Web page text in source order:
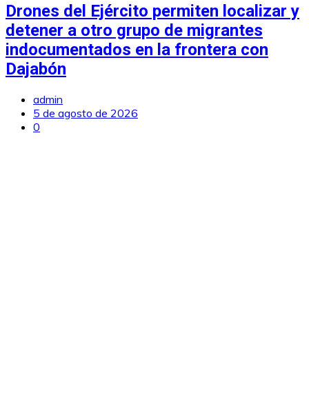
Drones del Ejército permiten localizar y
detener a otro grupo de migrantes
indocumentados en la frontera con
Dajabón
admin
5 de agosto de 2026
0